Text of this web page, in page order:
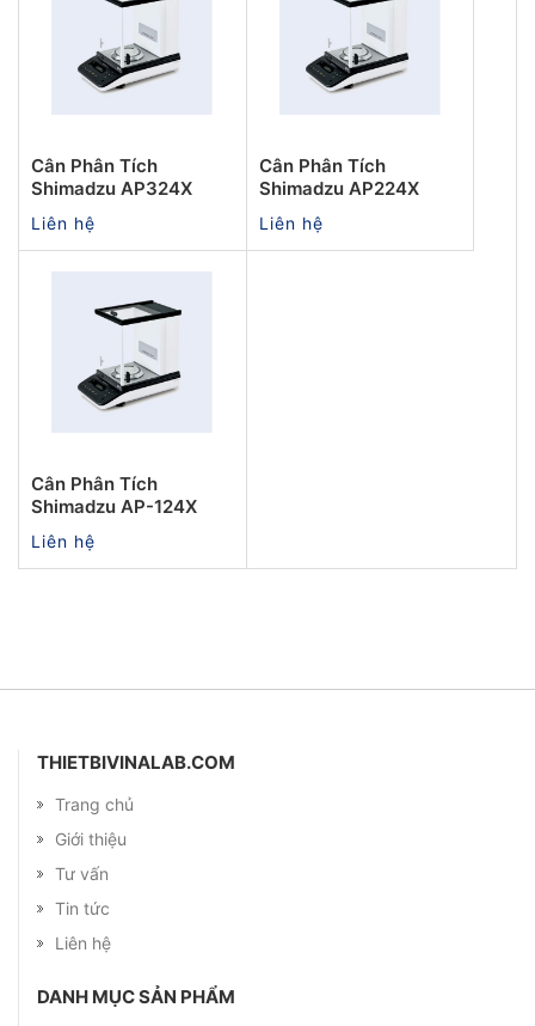
Cân Phân Tích
Shimadzu AP324X
Liên hệ
Cân Phân Tích
Shimadzu AP224X
Liên hệ
Cân Phân Tích
Shimadzu AP-124X
Liên hệ
THIETBIVINALAB.COM
Trang chủ
Giới thiệu
Tư vấn
Tin tức
Liên hệ
DANH MỤC SẢN PHẨM